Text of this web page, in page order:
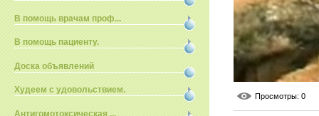
В помощь врачам проф...
В помощь пациенту.
Доска объявлений
Худеем с удовольствием.
Антигомотоксическая ...
Просмотры: 0